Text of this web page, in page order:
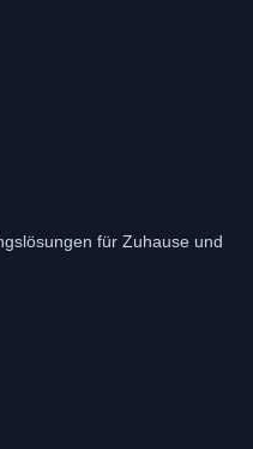
für Zuhause und